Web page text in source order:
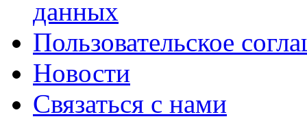
данных
Пользовательское
Новости
Связаться с нами